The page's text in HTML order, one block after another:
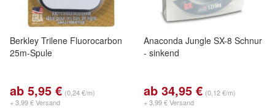
Berkley Trilene Fluorocarbon
25m-Spule
ab 5,95 € (0,24 €/m)
+ 3,99 € Versand
Anaconda Jungle SX-8 Schnur
- sinkend
ab 34,95 € (0,12 €/m)
+ 3,99 € Versand